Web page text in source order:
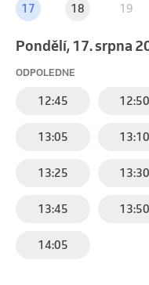
17 18 19
pondělí, 17. srpna
ODPOLEDNE
12:45 12:50
13:05 13:10
13:25 13:30
13:45 13:50
14:05